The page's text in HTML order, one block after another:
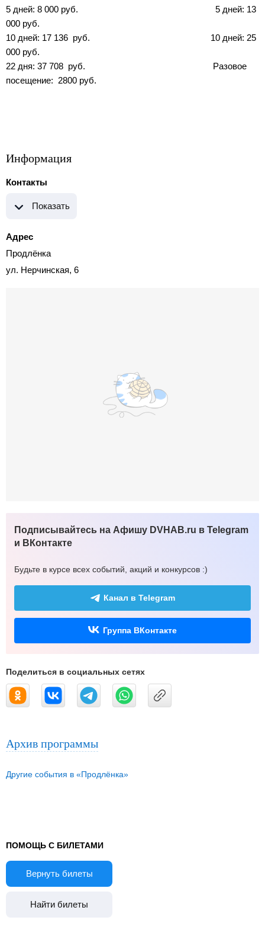
5 дней: 8 000 руб. 5 дней: 13
000 руб.
10 дней: 17 136 руб. 10 дней: 25
000 руб.
22 дня: 37 708 руб. Разовое
посещение: 2800 руб.
Информация
Контакты
Показать
Адрес
Продлёнка
ул. Нерчинская, 6
Подписывайтесь на Афишу DVHAB.ru в Telegram
и ВКонтакте
Будьте в курсе всех событий, акций и конкурсов :)
Канал в Telegram
Группа ВКонтакте
Поделиться в социальных сетях
Архив программы
Другие события в «Продлёнка»
ПОМОЩЬ С БИЛЕТАМИ
Вернуть билеты
Найти билеты